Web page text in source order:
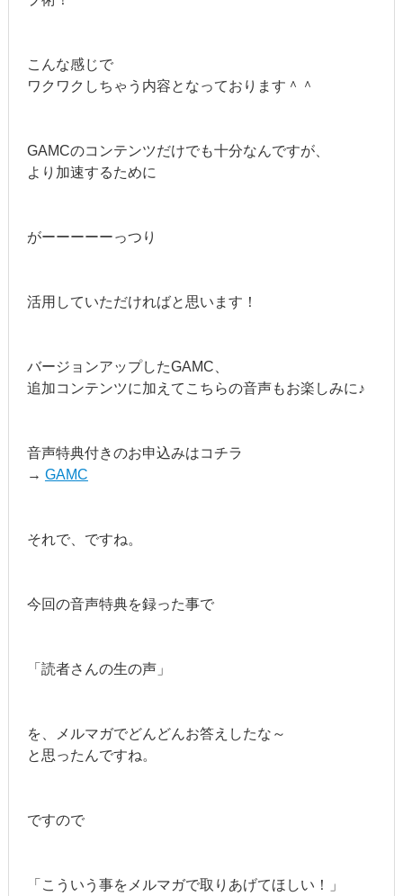
こんな感じで
ワクワクしちゃう内容となっております＾＾
GAMCのコンテンツだけでも十分なんですが、
より加速するために
がーーーーーっつり
活用していただければと思います！
バージョンアップしたGAMC、
追加コンテンツに加えてこちらの音声もお楽しみに♪
音声特典付きのお申込みはコチラ
→ GAMC
それで、ですね。
今回の音声特典を録った事で
「読者さんの生の声」
を、メルマガでどんどんお答えしたな～
と思ったんですね。
ですので
「こういう事をメルマガで取りあげてほしい！」